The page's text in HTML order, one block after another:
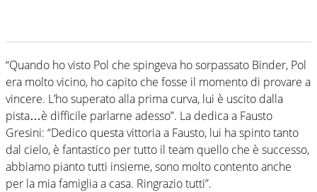
“Quando ho visto Pol che spingeva ho sorpassato Binder, Pol
era molto vicino, ho capito che fosse il momento di provare a
vincere. L’ho superato alla prima curva, lui è uscito dalla
pista…è difficile parlarne adesso”. La dedica a Fausto
Gresini: “Dedico questa vittoria a Fausto, lui ha spinto tanto
dal cielo, è fantastico per tutto il team quello che è successo,
abbiamo pianto tutti insieme, sono molto contento anche
per la mia famiglia a casa. Ringrazio tutti”.